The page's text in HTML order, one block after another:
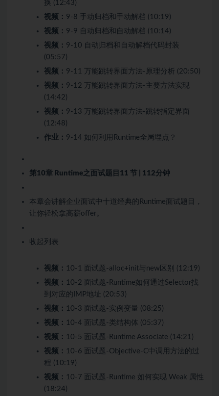
换 (12:43)
视频： 9-8 手动归档和手动解档 (10:19)
视频： 9-9 自动归档和自动解档 (10:14)
视频： 9-10 自动归档和自动解档代码封装
(05:57)
视频： 9-11 万能跳转界面方法-原理分析 (20:50)
视频： 9-12 万能跳转界面方法-主要方法实现
(14:42)
视频： 9-13 万能跳转界面方法-跳转指定界面
(12:48)
作业： 9-14 如何利用Runtime全局埋点？
第10章 Runtime之面试题目 11 节 | 112分钟
本章会讲解企业面试中十道经典的Runtime面试题目，
让你轻松拿高薪offer。
收起列表
视频： 10-1 面试题-alloc+init与new区别 (12:19)
视频： 10-2 面试题-Runtime如何通过Selector找
到对应的IMP地址 (20:53)
视频： 10-3 面试题-实例变量 (08:25)
视频： 10-4 面试题-类结构体 (05:37)
视频： 10-5 面试题-Runtime Associate (14:21)
视频： 10-6 面试题-Objective-C中调用方法的过
程 (10:19)
视频： 10-7 面试题-Runtime 如何实现 Weak 属性
(18:24)